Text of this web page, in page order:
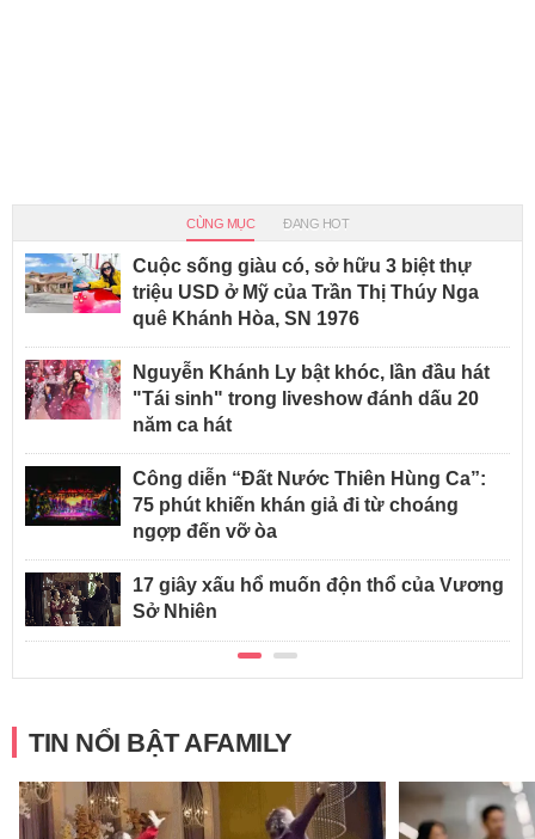
CÙNG MỤC ĐANG HOT
Cuộc sống giàu có, sở hữu 3 biệt thự
triệu USD ở Mỹ của Trần Thị Thúy Nga
quê Khánh Hòa, SN 1976
Nguyễn Khánh Ly bật khóc, lần đầu hát
"Tái sinh" trong liveshow đánh dấu 20
năm ca hát
Công diễn “Đất Nước Thiên Hùng Ca”:
75 phút khiến khán giả đi từ choáng
ngợp đến vỡ òa
17 giây xấu hổ muốn độn thổ của Vương
Sở Nhiên
TIN NỔI BẬT AFAMILY